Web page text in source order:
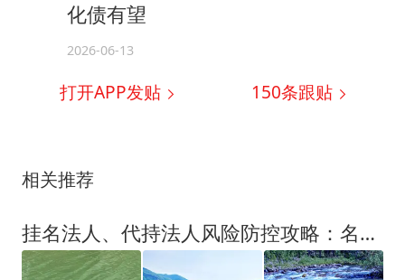
化债有望
2026-06-13
打开APP发贴 150条跟贴
相关推荐
挂名法人、代持法人风险防控攻略：名义法人的权责须事先通过代持协议约定